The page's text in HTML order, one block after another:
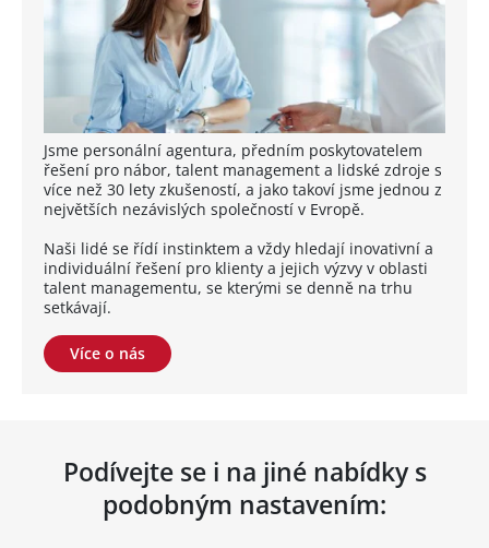
Jsme personální agentura, předním poskytovatelem
řešení pro nábor, talent management a lidské zdroje s
více než 30 lety zkušeností, a jako takoví jsme jednou z
největších nezávislých společností v Evropě.
Naši lidé se řídí instinktem a vždy hledají inovativní a
individuální řešení pro klienty a jejich výzvy v oblasti
talent managementu, se kterými se denně na trhu
setkávají.
Více o nás
Podívejte se i na jiné nabídky s
podobným nastavením: